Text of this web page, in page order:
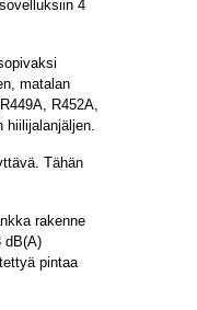
4
matalan
R452A,
hiilijalanjäljen.
Tähän
rakenne
dB(A)
pintaa